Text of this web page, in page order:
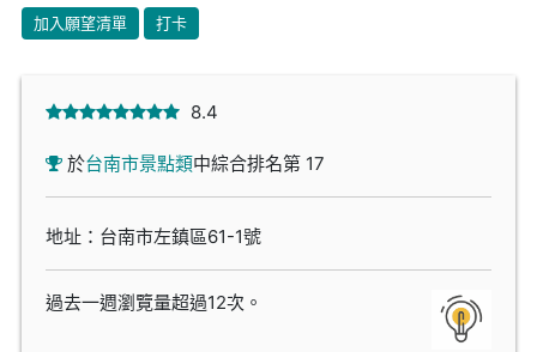
加入願望清單 打卡
8.4
於台南市景點類中綜合排名第 17
地址：台南市左鎮區61-1號
過去一週瀏覽量超過12次。